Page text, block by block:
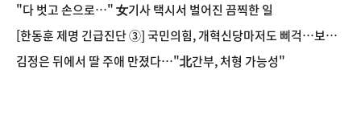
"다 벗고 손으로…" 女기사 택시서 벌어진 끔찍한 일
[한동훈 제명 긴급진단 ③] 국민의힘, 개혁신당마저도 삐걱…보수
연대 어쩌나
김정은 뒤에서 딸 주애 만졌다…"北간부, 처형 가능성"